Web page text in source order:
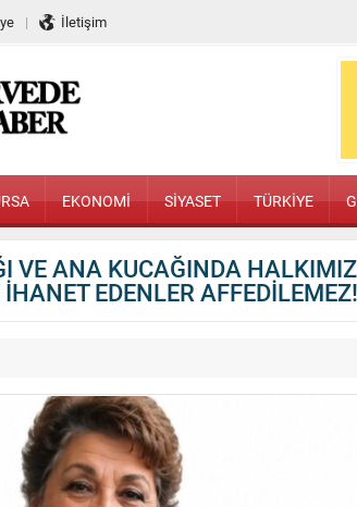
İletişim
EKONOMİ SİYASET TÜRKİYE
VE ANA KUCAĞINDA
EDENLER AFFEDİLEMEZ!